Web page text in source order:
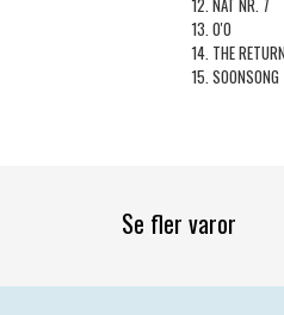
13. O'O
14. THE
15. SOONSONG
Se fler varor